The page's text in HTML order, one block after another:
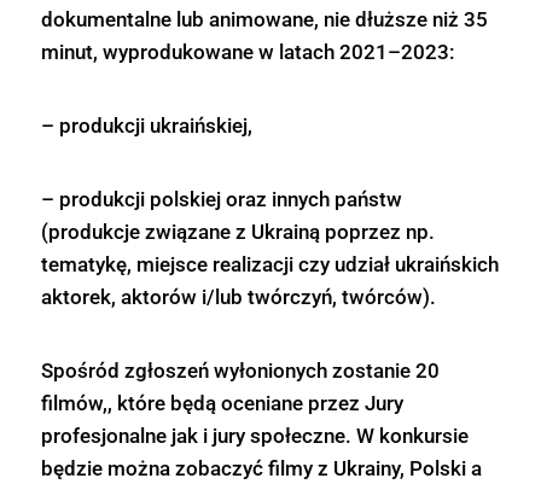
dokumentalne lub animowane, nie dłuższe niż 35
minut, wyprodukowane w latach 2021–2023:
– produkcji ukraińskiej,
– produkcji polskiej oraz innych państw
(produkcje związane z Ukrainą poprzez np.
tematykę, miejsce realizacji czy udział ukraińskich
aktorek, aktorów i/lub twórczyń, twórców).
Spośród zgłoszeń wyłonionych zostanie 20
filmów,, które będą oceniane przez Jury
profesjonalne jak i jury społeczne. W konkursie
będzie można zobaczyć filmy z Ukrainy, Polski a